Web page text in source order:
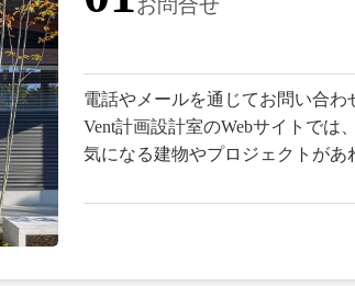
お問合せ
電話やメールを通じてお問い合わ
Vent計画設計室のWebサイトでは
気になる建物やプロジェクトがあ